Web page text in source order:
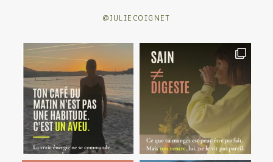
@JULIECOIGNET